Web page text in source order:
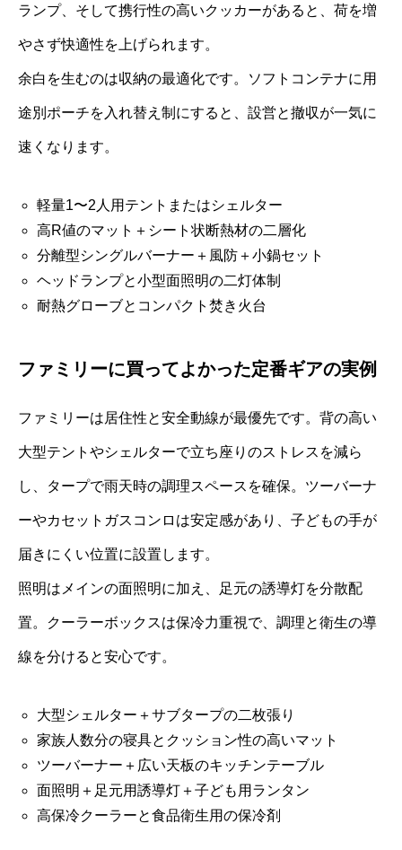
ランプ、そして携行性の高いクッカーがあると、荷を増
やさず快適性を上げられます。
余白を生むのは収納の最適化です。ソフトコンテナに用
途別ポーチを入れ替え制にすると、設営と撤収が一気に
速くなります。
軽量1〜2人用テントまたはシェルター
高R値のマット＋シート状断熱材の二層化
分離型シングルバーナー＋風防＋小鍋セット
ヘッドランプと小型面照明の二灯体制
耐熱グローブとコンパクト焚き火台
ファミリーに買ってよかった定番ギアの実例
ファミリーは居住性と安全動線が最優先です。背の高い
大型テントやシェルターで立ち座りのストレスを減ら
し、タープで雨天時の調理スペースを確保。ツーバーナ
ーやカセットガスコンロは安定感があり、子どもの手が
届きにくい位置に設置します。
照明はメインの面照明に加え、足元の誘導灯を分散配
置。クーラーボックスは保冷力重視で、調理と衛生の導
線を分けると安心です。
大型シェルター＋サブタープの二枚張り
家族人数分の寝具とクッション性の高いマット
ツーバーナー＋広い天板のキッチンテーブル
面照明＋足元用誘導灯＋子ども用ランタン
高保冷クーラーと食品衛生用の保冷剤